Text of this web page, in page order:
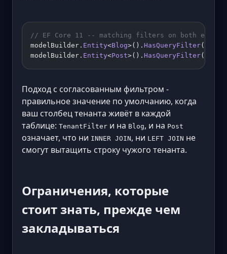
// EF Core 11 -- matching filters on both
modelBuilder. Entity<Blog>(). HasQueryFilter(
modelBuilder. Entity<Post>(). HasQueryFilter(
Подход с согласованным фильтром -
правильное значение по умолчанию, когда
ваш столбец тенанта живёт в каждой
таблице: TenantFilter и на Blog, и на Post
означает, что ни INNER JOIN, ни LEFT JOIN не
смогут вытащить строку чужого тенанта.
Ограничения, которые
стоит знать, прежде чем
закладываться